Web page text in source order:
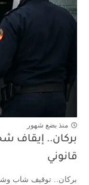
منذ بضع شهور
بركان.. إيقاف
قانوني
بركان.. توقيف شاب